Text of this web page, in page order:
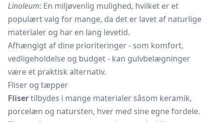
Linoleum: En miljøvenlig mulighed, hvilket er et
populært valg for mange, da det er lavet af naturlige
materialer og har en lang levetid.
Afhængigt af dine prioriteringer - som komfort,
vedligeholdelse og budget - kan gulvbelægninger
være et praktisk alternativ.
Fliser og tæpper
Flisertilbydes i mange materialer såsom keramik,
porcelæn og natursten, hver med sine egne fordele.